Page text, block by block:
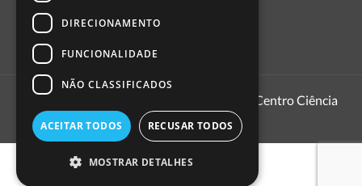
1999 - 2026
Pavilhão do Conhecimento | Centro Ciência
DIRECIONAMENTO
FUNCIONALIDADE
NÃO CLASSIFICADOS
ACEITAR TODOS RECUSAR TODOS
MOSTRAR DETALHES